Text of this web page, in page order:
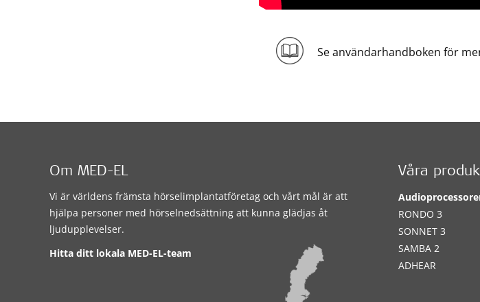
Se användarhandboken för
Om MED-EL
Vi är världens främsta hörselimplantatföretag och vårt mål är att
hjälpa personer med hörselnedsättning att kunna glädjas åt
ljudupplevelser.
Hitta ditt lokala MED-EL-team
Våra
RONDO 3
SONNET 3
SAMBA 2
ADHEAR